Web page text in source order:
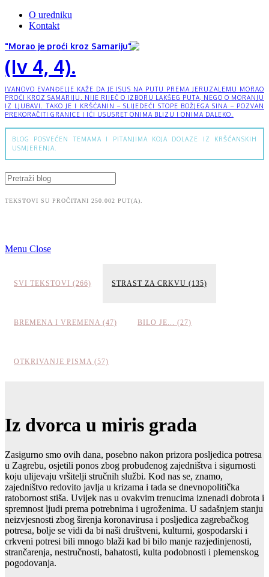
O uredniku
Kontakt
"Morao je proći kroz Samariju"
(Iv 4, 4).
IVANOVO EVANĐELJE KAŽE DA JE ISUS NA PUTU PREMA JERUZALEMU MORAO
PROĆI KROZ SAMARIJU. NIJE RIJEČ O IZBORU LAKŠEG PUTA, NEGO O MORANJU
IZ LJUBAVI. TAKO JE I KRŠĆANIN – SLIJEDEĆI STOPE BOŽJEGA SINA – POZVAN
PREKORAČITI GRANICE I IĆI USUSRET ONIMA BLIZU I ONIMA DALEKO.
BLOG POSVEĆEN TEMAMA I PITANJIMA KOJA DOLAZE IZ KRŠĆANSKIH
USMJERENJA.
TEKSTOVI SU PROČITANI 250.002 PUT(A).
Menu Close
SVI TEKSTOVI (266) STRAST ZA CRKVU (135)
BREMENA I VREMENA (47) BILO JE... (27)
OTKRIVANJE PISMA (57)
Iz dvorca u miris grada
Zasigurno smo ovih dana, posebno nakon prizora posljedica potresa
u Zagrebu, osjetili ponos zbog probuđenog zajedništva i sigurnosti
koju ulijevaju vršitelji stručnih službi. Kod nas se, znamo,
zajedništvo redovito javlja u krizama i tada se dnevnopolitička
ratobornost stiša. Uvijek nas u ovakvim trenucima iznenadi dobrota i
spremnost ljudi prema potrebnima i ugroženima. U sadašnjem stanju
neizvjesnosti zbog širenja koronavirusa i posljedica zagrebačkog
potresa, bolje se vidi da bi naši društveni, kulturni, gospodarski i
crkveni potresi bili mnogo blaži kad bi bilo manje razjedinjenosti,
strančarenja, nestručnosti, bahatosti, kulta podobnosti i plemenskog
pogodovanja.